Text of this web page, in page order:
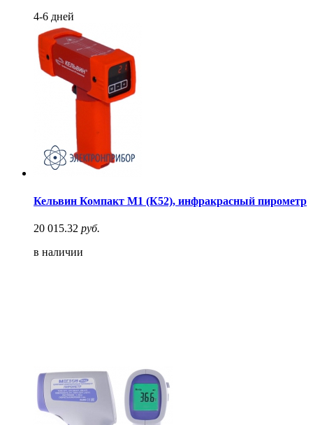
4-6 дней
Кельвин Компакт М1 (К52), инфракрасный пирометр
20 015.32 руб.
в наличии